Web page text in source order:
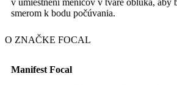
smerom k bodu počúvania.
O ZNAČKE FOCAL
Manifest Focal